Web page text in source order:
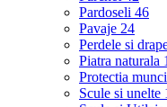
Pardoseli 46
Pavaje 24
Perdele si
Piatra naturala
Protectia
Scule si unelte